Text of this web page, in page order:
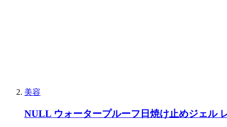
美容
NULL ウォータープルーフ日焼け止めジェル